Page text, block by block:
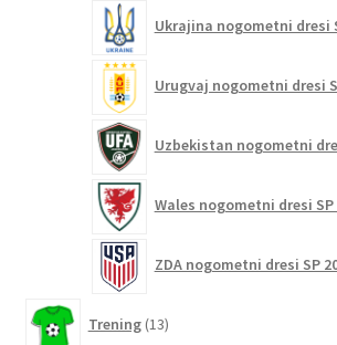
Ukrajina nogometni dresi
Urugvaj nogometni dresi
Uzbekistan nogometni
Wales nogometni dresi SP
ZDA nogometni dresi SP
Trening 13izdelkov